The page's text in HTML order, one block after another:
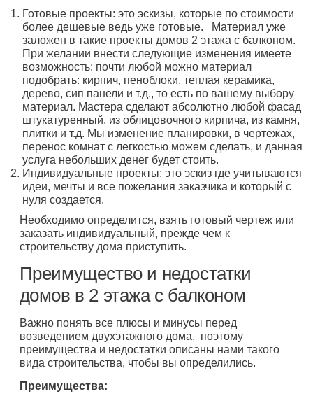
Готовые проекты: это эскизы, которые по стоимости
более дешевые ведь уже готовые. Материал уже
заложен в такие проекты домов 2 этажа с балконом.
При желании внести следующие изменения имеете
возможность: почти любой можно материал
подобрать: кирпич, пеноблоки, теплая керамика,
дерево, сип панели и т.д., то есть по вашему выбору
материал. Мастера сделают абсолютно любой фасад
штукатуренный, из облицовочного кирпича, из камня,
плитки и т.д. Мы изменение планировки, в чертежах,
перенос комнат с легкостью можем сделать, и данная
услуга небольших денег будет стоить.
Индивидуальные проекты: это эскиз где учитываются
идеи, мечты и все пожелания заказчика и который с
нуля создается.
Необходимо определится, взять готовый чертеж или
заказать индивидуальный, прежде чем к
строительству дома приступить.
Преимущество и недостатки
домов в 2 этажа с балконом
Важно понять все плюсы и минусы перед
возведением двухэтажного дома, поэтому
преимущества и недостатки описаны нами такого
вида строительства, чтобы вы определились.
Преимущества: